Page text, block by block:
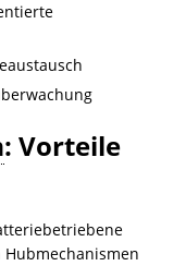
: Vorteile